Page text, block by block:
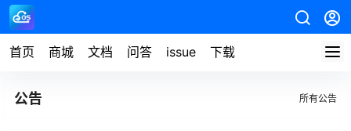
首页 商城 文档 问答 issue 下载
公告 所有公告